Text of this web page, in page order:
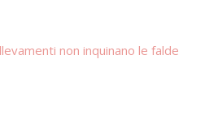
non inquinano le falde